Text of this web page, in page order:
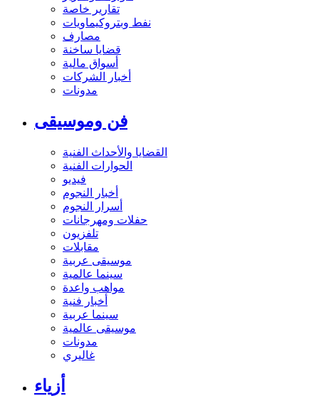
تقارير خاصة
نفط وبتروكيماويات
مصارف
قضايا ساخنة
أسواق مالية
أخبار الشركات
مدونات
فن وموسيقى
القضايا والأحداث الفنية
الحوارات الفنية
فيديو
أخبار النجوم
أسرار النجوم
حفلات ومهرجانات
تلفزيون
مقابلات
موسيقى عربية
سينما عالمية
مواهب واعدة
أخبار فنية
سينما عربية
موسيقى عالمية
مدونات
غاليري
أزياء